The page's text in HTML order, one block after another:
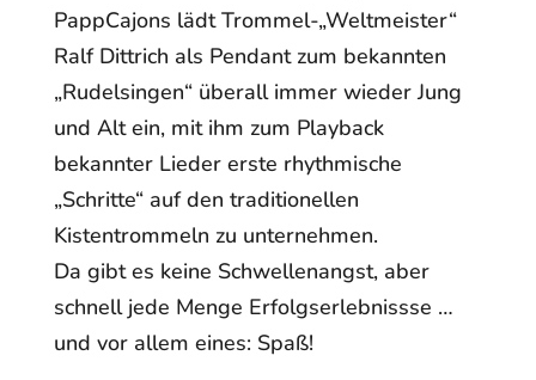
PappCajons lädt Trommel-„Weltmeister“
Ralf Dittrich als Pendant zum bekannten
„Rudelsingen“ überall immer wieder Jung
und Alt ein, mit ihm zum Playback
bekannter Lieder erste rhythmische
„Schritte“ auf den traditionellen
Kistentrommeln zu unternehmen.
Da gibt es keine Schwellenangst, aber
schnell jede Menge Erfolgserlebnissse …
und vor allem eines: Spaß!